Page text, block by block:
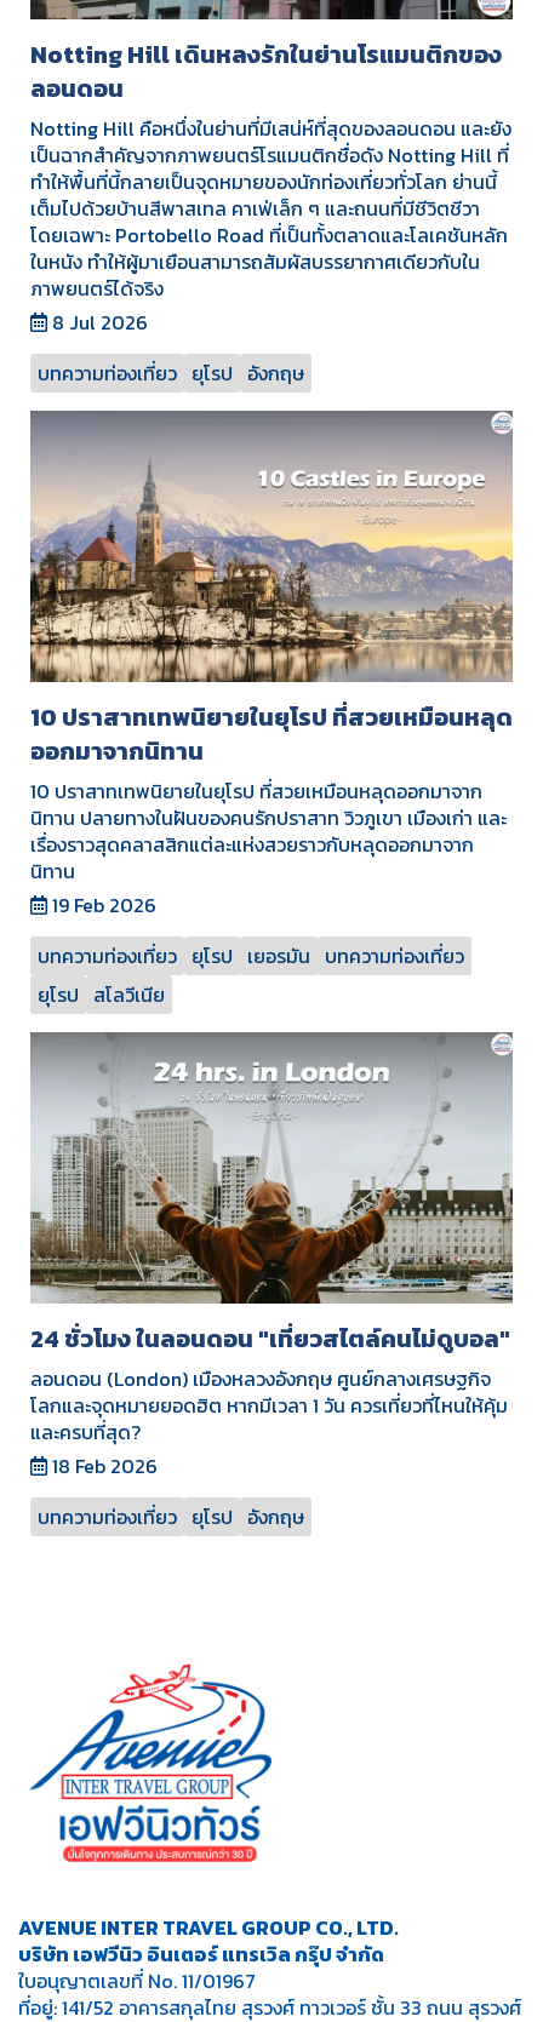
Notting Hill เดินหลงรักในย่านโรแมนติกของ
ลอนดอน
Notting Hill คือหนึ่งในย่านที่มีเสน่ห์ที่สุดของลอนดอน และยัง
เป็นฉากสำคัญจากภาพยนตร์โรแมนติกชื่อดัง Notting Hill ที่
ทำให้พื้นที่นี้กลายเป็นจุดหมายของนักท่องเที่ยวทั่วโลก ย่านนี้
เต็มไปด้วยบ้านสีพาสเทล คาเฟ่เล็ก ๆ และถนนที่มีชีวิตชีวา
โดยเฉพาะ Portobello Road ที่เป็นทั้งตลาดและโลเคชันหลัก
ในหนัง ทำให้ผู้มาเยือนสามารถสัมผัสบรรยากาศเดียวกับใน
ภาพยนตร์ได้จริง
8 Jul 2026
บทความท่องเที่ยว ยุโรป อังกฤษ
10 ปราสาทเทพนิยายในยุโรป ที่สวยเหมือนหลุด
ออกมาจากนิทาน
10 ปราสาทเทพนิยายในยุโรป ที่สวยเหมือนหลุดออกมาจาก
นิทาน ปลายทางในฝันของคนรักปราสาท วิวภูเขา เมืองเก่า และ
เรื่องราวสุดคลาสสิกแต่ละแห่งสวยราวกับหลุดออกมาจาก
นิทาน
19 Feb 2026
บทความท่องเที่ยว ยุโรป เยอรมัน บทความท่องเที่ยว
ยุโรป สโลวีเนีย
24 ชั่วโมง ในลอนดอน "เที่ยวสไตล์คนไม่ดูบอล"
ลอนดอน (London) เมืองหลวงอังกฤษ ศูนย์กลางเศรษฐกิจ
โลกและจุดหมายยอดฮิต หากมีเวลา 1 วัน ควรเที่ยวที่ไหนให้คุ้ม
และครบที่สุด?
18 Feb 2026
บทความท่องเที่ยว ยุโรป อังกฤษ
AVENUE INTER TRAVEL GROUP CO., LTD.
บริษัท เอฟวีนิว อินเตอร์ แทรเวิล กรุ๊ป จำกัด
ใบอนุญาตเลขที่ No. 11/01967
ที่อยู่: 141/52 อาคารสกุลไทย สุรวงศ์ ทาวเวอร์ ชั้น 33 ถนน สุรวงศ์